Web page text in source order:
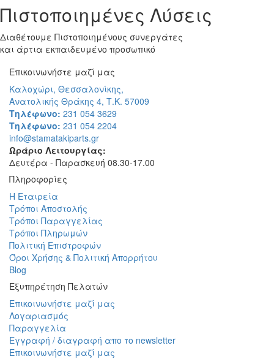
Πιστοποιημένες Λύσεις
Διαθέτουμε Πιστοποιημένους συνεργάτες
και άρτια εκπαιδευμένο προσωπικό
Επικοινωνήστε μαζί μας
Καλοχώρι, Θεσσαλονίκης,
Ανατολικής Θράκης 4, Τ.Κ. 57009
Τηλέφωνο: 231 054 3629
Τηλέφωνο: 231 054 2204
info@stamatakiparts.gr
Ωράριο Λειτουργίας:
Δευτέρα - Παρασκευή 08.30-17.00
Πληροφορίες
Η Εταιρεία
Τρόποι Aποστολής
Τρόποι Παραγγελίας
Τρόποι Πληρωμών
Πολιτική Επιστροφών
Όροι Χρήσης & Πολιτική Απορρήτου
Blog
Εξυπηρέτηση Πελατών
Επικοινωνήστε μαζί μας
Λογαριασμός
Παραγγελία
Εγγραφή / διαγραφή απο το newsletter
Επικοινωνήστε μαζί μας